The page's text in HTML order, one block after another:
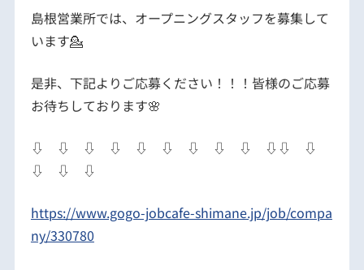
島根営業所では、オープニングスタッフを募集して
います💁
是非、下記よりご応募ください！！！皆様のご応募
お待ちしております🌸
⇩ ⇩ ⇩ ⇩ ⇩ ⇩ ⇩ ⇩ ⇩ ⇩⇩ ⇩
⇩ ⇩ ⇩
https://www.gogo-jobcafe-shimane.jp/job/compa
ny/330780